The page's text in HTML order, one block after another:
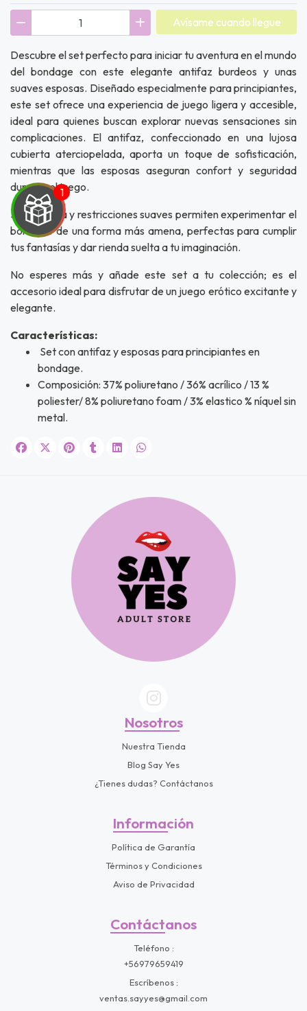
JUGAR
Avísame cuando llegue
Descubre el set perfecto para iniciar tu aventura en el mundo
del bondage con este elegante antifaz burdeos y unas
suaves esposas. Diseñado especialmente para principiantes,
este set ofrece una experiencia de juego ligera y accesible,
ideal para quienes buscan explorar nuevas sensaciones sin
complicaciones. El antifaz, confeccionado en una lujosa
cubierta aterciopelada, aporta un toque de sofisticación,
mientras que las esposas aseguran confort y seguridad
durante el juego.
Sus ligereza y restricciones suaves permiten experimentar el
bondage de una forma más amena, perfectas para cumplir
tus fantasías y dar rienda suelta a tu imaginación.
No esperes más y añade este set a tu colección; es el
accesorio ideal para disfrutar de un juego erótico excitante y
elegante.
Características:
Set con antifaz y esposas para principiantes en
bondage.
Composición: 37% poliuretano / 36% acrílico / 13 %
poliester/ 8% poliuretano foam / 3% elastico % níquel sin
metal.
Nosotros
Nuestra Tienda
Blog Say Yes
¿Tienes dudas? Contáctanos
Información
Política de Garantía
Términos y Condiciones
Aviso de Privacidad
Contáctanos
Teléfono
+56979659419
Escríbenos
ventas.sayyes@gmail.com